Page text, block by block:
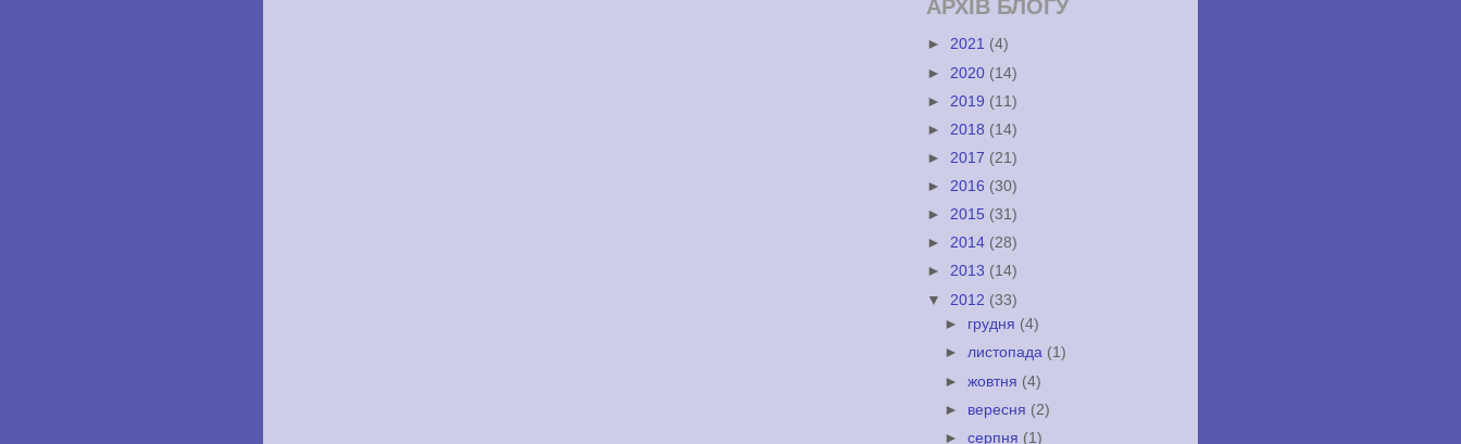
АРХІВ БЛОГУ
► 2021 (4)
► 2020 (14)
► 2019 (11)
► 2018 (14)
► 2017 (21)
► 2016 (30)
► 2015 (31)
► 2014 (28)
► 2013 (14)
▼ 2012 (33)
► грудня (4)
►листопада (1)
►жовтня (4)
► вересня (2)
►серпня (1)